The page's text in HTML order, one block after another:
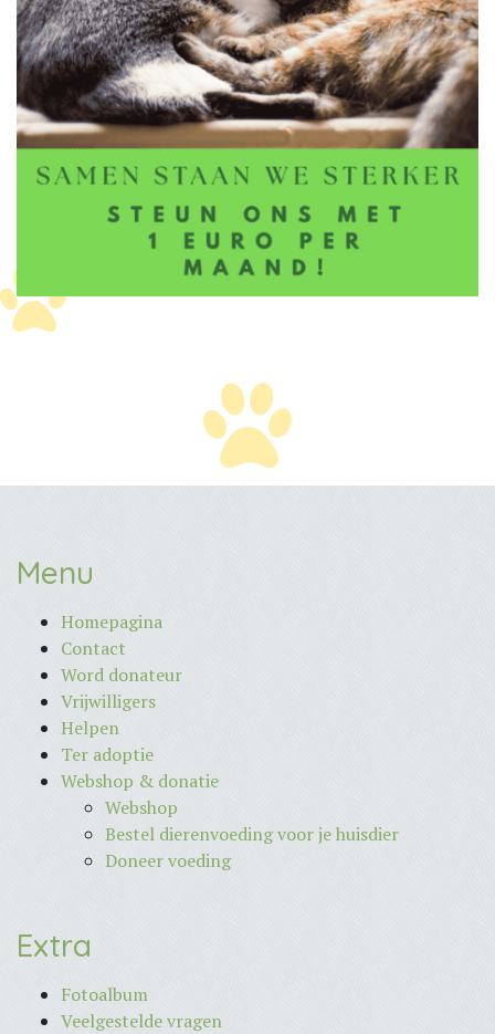
Menu
Homepagina
Contact
Word donateur
Vrijwilligers
Helpen
Ter adoptie
Webshop & donatie
Webshop
Bestel dierenvoeding voor je huisdier
Doneer voeding
Extra
Fotoalbum
Veelgestelde vragen